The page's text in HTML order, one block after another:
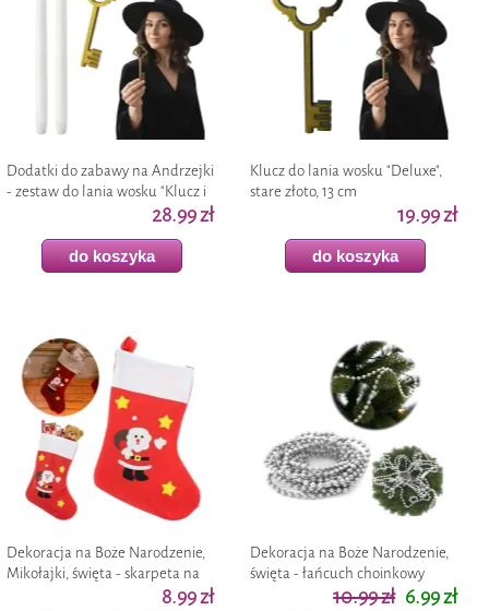
Dodatki do zabawy na Andrzejki
- zestaw do lania wosku "Klucz i
świece", wróżby andrzejkowe
28.99 zł
do koszyka
Klucz do lania wosku "Deluxe",
stare złoto, 13 cm
19.99 zł
do koszyka
Dekoracja na Boże Narodzenie,
Mikołajki, święta - skarpeta na
prezenty "Święty Mikołaj", 40 cm
8.99 zł
Dekoracja na Boże Narodzenie,
święta - łańcuch choinkowy
"Koraliki", srebrny, 6 mm, 270 cm
10.99 zł 6.99 zł